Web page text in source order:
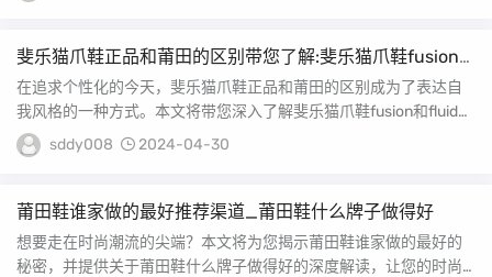
斐乐猫爪鞋正品和莆田的区别带您了解:斐乐猫爪鞋fusion
和fluid的各个方面
在追求个性化的今天，斐乐猫爪鞋正品和莆田的区别成为了表达自
我风格的一种方式。本文将带您深入了解斐乐猫爪鞋fusion和fluid，
让您的...sddy008 2024-04-30
莆田鞋谁家做的最好推荐渠道_莆田鞋什么牌子做得好
想要走在时尚潮流的尖端？本文将为您揭示莆田鞋谁家做的最好的
秘密，并提供关于莆田鞋什么牌子做得好的深度解读，让您的时尚